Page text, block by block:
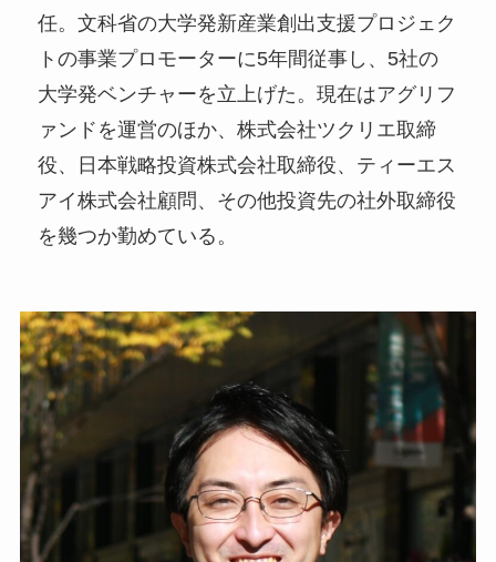
任。文科省の大学発新産業創出支援プロジェク
トの事業プロモーターに5年間従事し、5社の
大学発ベンチャーを立上げた。現在はアグリフ
ァンドを運営のほか、株式会社ツクリエ取締
役、日本戦略投資株式会社取締役、ティーエス
アイ株式会社顧問、その他投資先の社外取締役
を幾つか勤めている。